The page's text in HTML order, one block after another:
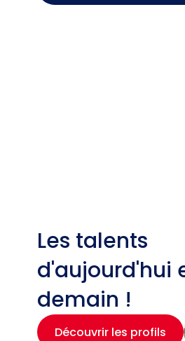
Les talents
d'aujourd'hui
demain !
Découvrir les profils